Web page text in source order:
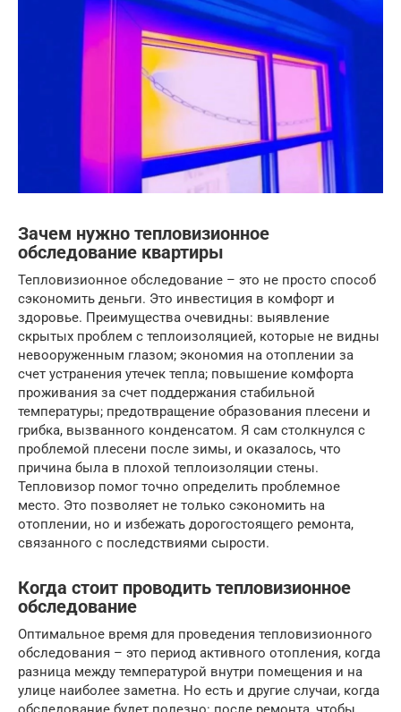
Зачем нужно тепловизионное
обследование квартиры
Тепловизионное обследование – это не просто способ
сэкономить деньги. Это инвестиция в комфорт и
здоровье. Преимущества очевидны: выявление
скрытых проблем с теплоизоляцией, которые не видны
невооруженным глазом; экономия на отоплении за
счет устранения утечек тепла; повышение комфорта
проживания за счет поддержания стабильной
температуры; предотвращение образования плесени и
грибка, вызванного конденсатом. Я сам столкнулся с
проблемой плесени после зимы, и оказалось, что
причина была в плохой теплоизоляции стены.
Тепловизор помог точно определить проблемное
место. Это позволяет не только сэкономить на
отоплении, но и избежать дорогостоящего ремонта,
связанного с последствиями сырости.
Когда стоит проводить тепловизионное
обследование
Оптимальное время для проведения тепловизионного
обследования – это период активного отопления, когда
разница между температурой внутри помещения и на
улице наиболее заметна. Но есть и другие случаи, когда